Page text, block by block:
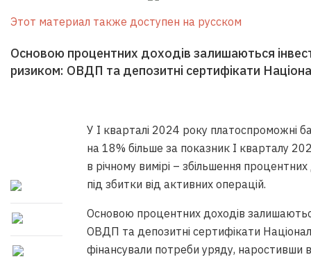
Этот материал также доступен на русском
Основою процентних доходів залишаються
ризиком: ОВДП та депозитні сертифікати
У І кварталі 2024 року платоспроможні
на 18% більше за показник І кварталу
в річному вимірі – збільшення
під збитки від активних операцій.
Основою процентних доходів
ОВДП та депозитні сертифікати
фінансували потреби уряду, наростивши